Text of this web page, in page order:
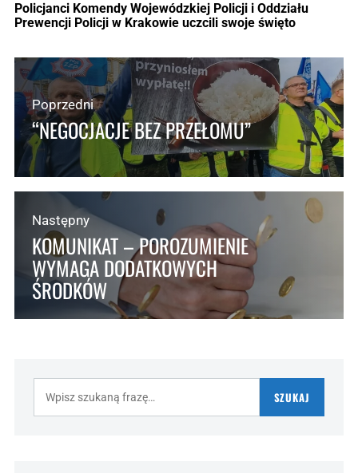
Policjanci Komendy Wojewódzkiej Policji i Oddziału
Prewencji Policji w Krakowie uczcili swoje święto
Poprzedni
“NEGOCJACJE BEZ PRZEŁOMU”
Następny
KOMUNIKAT – POROZUMIENIE
WYMAGA DODATKOWYCH
ŚRODKÓW
SZUKAJ